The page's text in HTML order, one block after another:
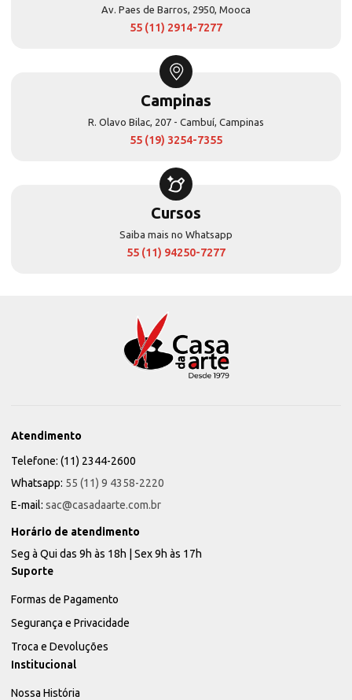
Av. Paes de Barros, 2950, Mooca
55 (11) 2914-7277
Campinas
R. Olavo Bilac, 207 - Cambuí, Campinas
55 (19) 3254-7355
Cursos
Saiba mais no Whatsapp
55 (11) 94250-7277
Atendimento
Telefone: (11) 2344-2600
Whatsapp: 55 (11) 9 4358-2220
E-mail: sac@casadaarte.com.br
Horário de atendimento
Seg à Qui das 9h às 18h | Sex 9h às 17h
Suporte
Formas de Pagamento
Segurança e Privacidade
Troca e Devoluções
Institucional
Nossa História